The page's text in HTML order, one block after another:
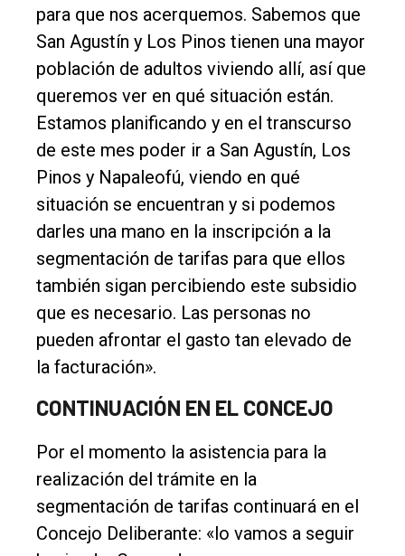
para que nos acerquemos. Sabemos que
San Agustín y Los Pinos tienen una mayor
población de adultos viviendo allí, así que
queremos ver en qué situación están.
Estamos planificando y en el transcurso
de este mes poder ir a San Agustín, Los
Pinos y Napaleofú, viendo en qué
situación se encuentran y si podemos
darles una mano en la inscripción a la
segmentación de tarifas para que ellos
también sigan percibiendo este subsidio
que es necesario. Las personas no
pueden afrontar el gasto tan elevado de
la facturación».
CONTINUACIÓN EN EL CONCEJO
Por el momento la asistencia para la
realización del trámite en la
segmentación de tarifas continuará en el
Concejo Deliberante: «lo vamos a seguir